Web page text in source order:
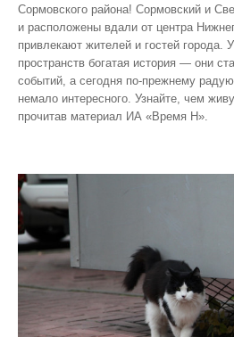
Сормовского района! Сормовский и
и расположены вдали от центра
привлекают жителей и гостей города.
пространств богатая история — они
событий, а сегодня по‑прежнему
немало интересного. Узнайте, чем
прочитав материал ИА «Время Н».